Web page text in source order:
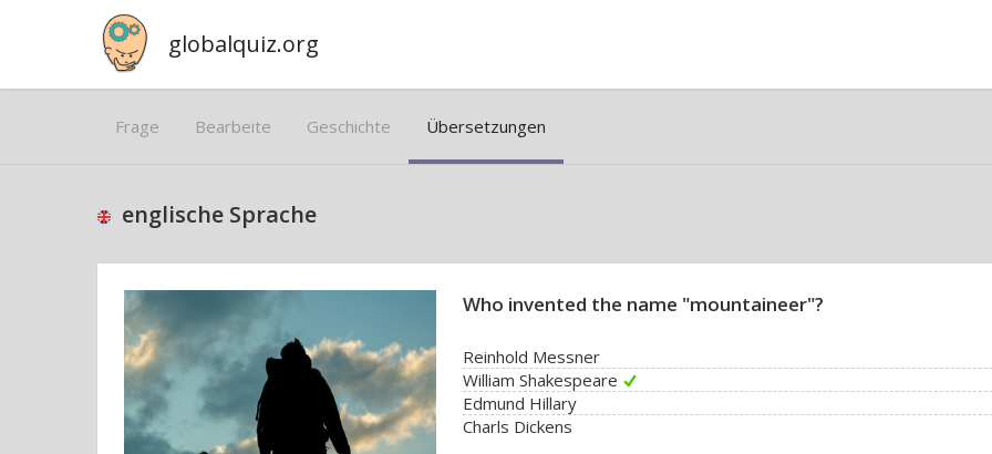
globalquiz.org
Frage Bearbeite Geschichte Übersetzungen
englische Sprache
Who invented the name "mountaineer"?
Reinhold Messner
William Shakespeare
Edmund Hillary
Charls Dickens